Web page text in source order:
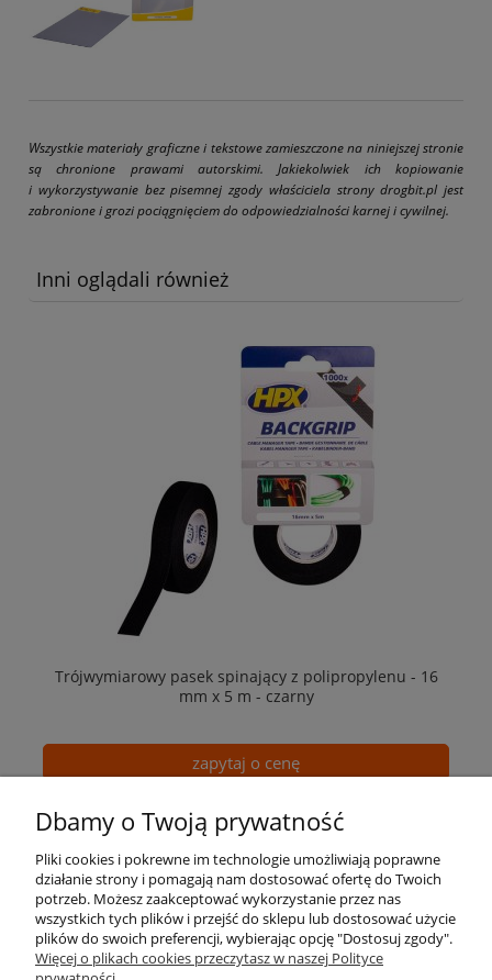
Wszystkie materiały graficzne i tekstowe zamieszczone na niniejszej stronie
są chronione prawami autorskimi. Jakiekolwiek ich kopiowanie
i wykorzystywanie bez pisemnej zgody właściciela strony drogbit.pl jest
zabronione i grozi pociągnięciem do odpowiedzialności karnej i cywilnej.
Inni oglądali również
Trójwymiarowy pasek spinający z polipropylenu - 16
mm x 5 m - czarny
zapytaj o cenę
Pomoc
Dbamy o Twoją prywatność
Pliki cookies i pokrewne im technologie umożliwiają poprawne
działanie strony i pomagają nam dostosować ofertę do Twoich
potrzeb. Możesz zaakceptować wykorzystanie przez nas
wszystkich tych plików i przejść do sklepu lub dostosować użycie
plików do swoich preferencji, wybierając opcję "Dostosuj zgody".
Więcej o plikach cookies przeczytasz w naszej Polityce